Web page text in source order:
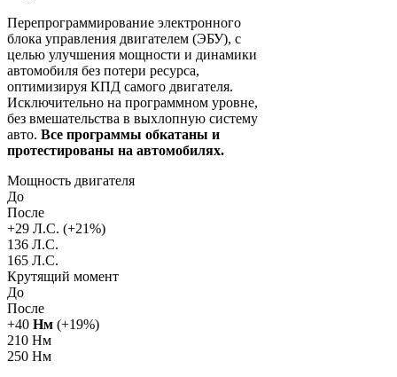
Перепрограммирование электронного
блока управления двигателем (ЭБУ), с
целью улучшения мощности и динамики
автомобиля без потери ресурса,
оптимизируя КПД самого двигателя.
Исключительно на программном уровне,
без вмешательства в выхлопную систему
авто. Все программы обкатаны и
протестированы на автомобилях.
Мощность двигателя
До
После
+29 Л.С. (+21%)
136 Л.С.
165 Л.С.
Крутящий момент
До
После
+40 Нм (+19%)
210 Нм
250 Нм